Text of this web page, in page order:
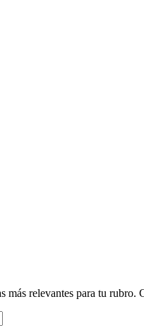
relevantes para tu rubro.